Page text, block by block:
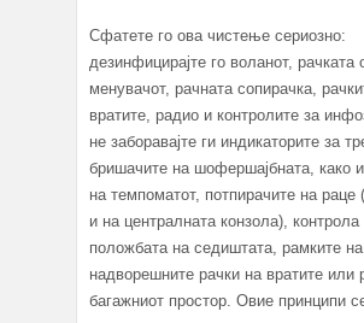
Сфатете го ова чистење сериозно:
дезинфицирајте го воланот, рачката
менувачот, рачната сопирачка,
вратите, радио и контролите за
не заборавајте ги индикаторите за
бришачите на шофершајбната, како
на темпоматот, потпирачите на раце
и на централната конзола), контрола
положбата на седиштата, рамките
надворешните рачки на вратите или
багажниот простор. Овие принципи